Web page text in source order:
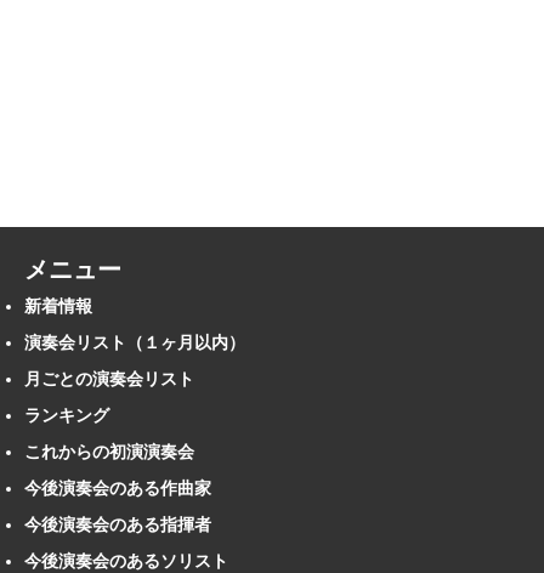
メニュー
新着情報
演奏会リスト（１ヶ月以内）
月ごとの演奏会リスト
ランキング
これからの初演演奏会
今後演奏会のある作曲家
今後演奏会のある指揮者
今後演奏会のあるソリスト